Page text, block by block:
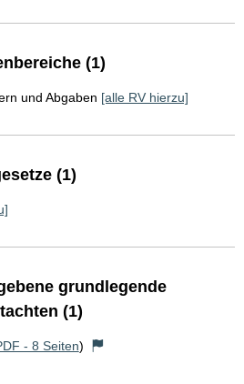
(1)
und Abgaben [alle RV hierzu]
(1)
grundlegende
(1)
- 8 Seiten)